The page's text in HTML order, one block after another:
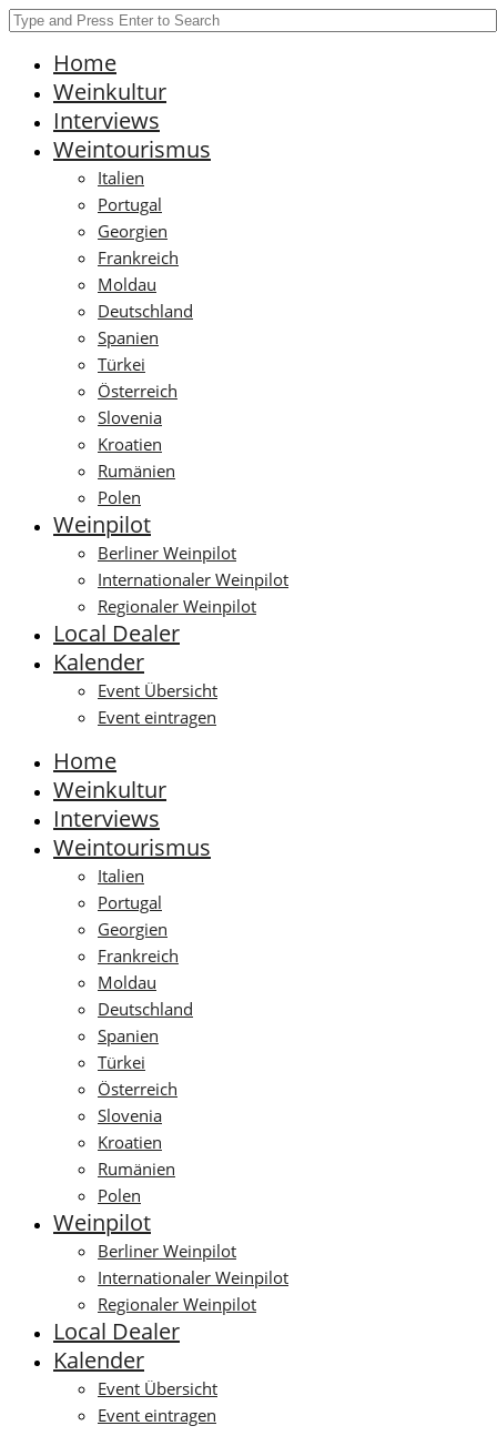
Home
Weinkultur
Interviews
Weintourismus
Italien
Portugal
Georgien
Frankreich
Moldau
Deutschland
Spanien
Türkei
Österreich
Slovenia
Kroatien
Rumänien
Polen
Weinpilot
Berliner Weinpilot
Internationaler Weinpilot
Regionaler Weinpilot
Local Dealer
Kalender
Event Übersicht
Event eintragen
Home
Weinkultur
Interviews
Weintourismus
Italien
Portugal
Georgien
Frankreich
Moldau
Deutschland
Spanien
Türkei
Österreich
Slovenia
Kroatien
Rumänien
Polen
Weinpilot
Berliner Weinpilot
Internationaler Weinpilot
Regionaler Weinpilot
Local Dealer
Kalender
Event Übersicht
Event eintragen